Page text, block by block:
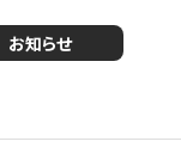
お知らせ